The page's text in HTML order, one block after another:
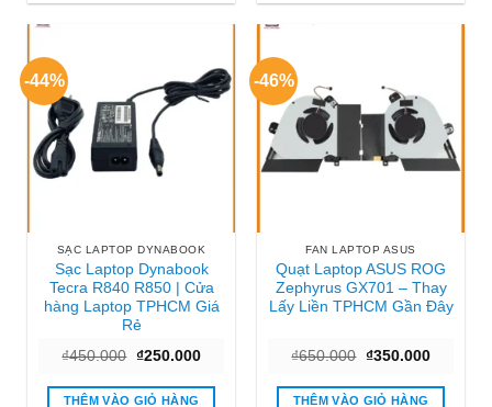
-44%
SẠC LAPTOP DYNABOOK
Sạc Laptop Dynabook
Tecra R840 R850 | Cửa
hàng Laptop TPHCM Giá
Rẻ
₫450.000 Giá
là:
₫450.000.
₫250.000Giá
tại
THÊM VÀO GIỎ HÀNG
-46%
FAN LAPTOP ASUS
Quạt Laptop ASUS ROG
Zephyrus GX701 – Thay
Lấy Liền TPHCM Gần Đây
₫650.000 Giá
là:
₫650.000.
₫350.000Giá
tại
THÊM VÀO GIỎ HÀNG